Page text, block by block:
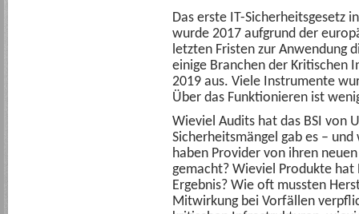
Das erste IT-Sicherheitsgesetz
wurde 2017 aufgrund der
letzten Fristen zur Anwendung
einige Branchen der Kritischen
2019 aus. Viele Instrumente
Über das Funktionieren ist
Wieviel Audits hat das BSI von
Sicherheitsmängel gab es –
haben Provider von ihren
gemacht? Wieviel Produkte
Ergebnis? Wie oft mussten
Mitwirkung bei Vorfällen